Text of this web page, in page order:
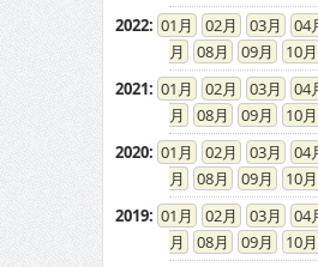
2022: 01 02 03 04
08
09 10
2021: 01 02 03 04
08
09 10
2020: 01 02 03 04
08
09 10
2019: 01 02 03 04
08
09 10